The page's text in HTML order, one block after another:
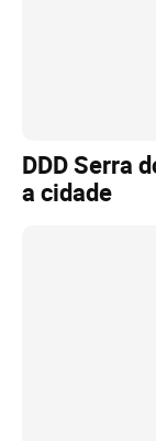
DDD Serra
a cidade